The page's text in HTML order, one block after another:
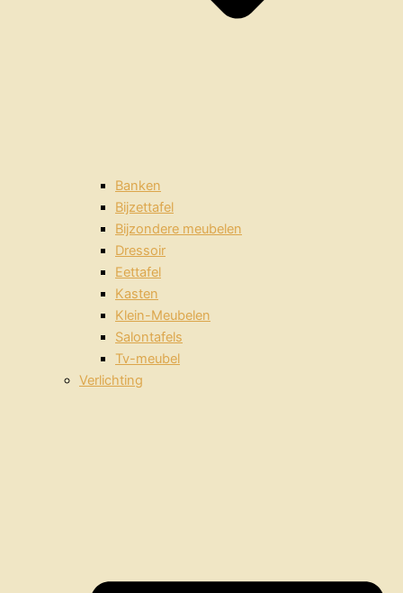
Banken
Bijzettafel
Bijzondere meubelen
Dressoir
Eettafel
Kasten
Klein-Meubelen
Salontafels
Tv-meubel
Verlichting